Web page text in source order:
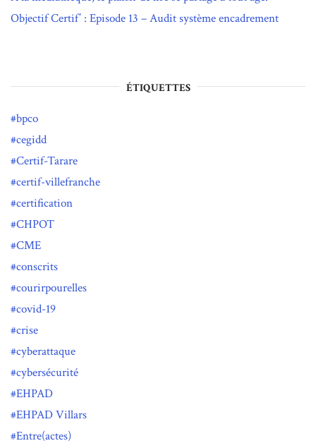
Objectif Certif’ : Episode 13 – Audit système encadrement
ÉTIQUETTES
bpco
cegidd
Certif-Tarare
certif-villefranche
certification
CHPOT
CME
conscrits
courirpourelles
covid-19
crise
cyberattaque
cybersécurité
EHPAD
EHPAD Villars
Entre(actes)